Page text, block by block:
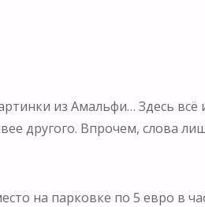
из Амальфи… Здесь
другого. Впрочем, слова
на парковке по 5 евро в